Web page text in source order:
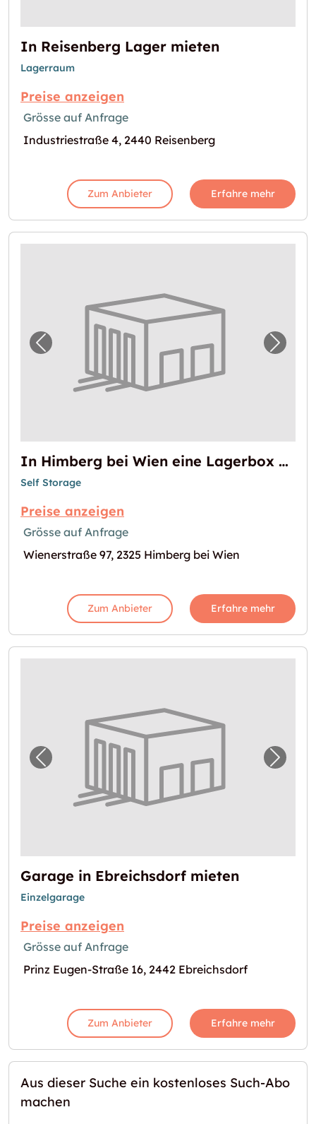
In Reisenberg Lager mieten
Lagerraum
Preise anzeigen
Grösse auf Anfrage
Industriestraße 4, 2440 Reisenberg
Zum Anbieter Erfahre mehr
Vorheriges Bild für "In Himberg bei Wien
In Himberg bei Wien eine Lagerbox mieten
Self Storage
Preise anzeigen
Grösse auf Anfrage
Wienerstraße 97, 2325 Himberg bei Wien
Zum Anbieter Erfahre mehr
Vorheriges Bild für "Garage in Ebreichsdorf
Garage in Ebreichsdorf mieten
Einzelgarage
Preise anzeigen
Grösse auf Anfrage
Prinz Eugen-Straße 16, 2442 Ebreichsdorf
Zum Anbieter Erfahre mehr
Aus dieser Suche ein kostenloses Such-Abo
machen